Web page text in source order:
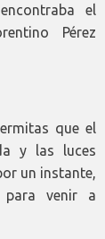
el
Pérez
que el
y las luces
un instante,
venir a